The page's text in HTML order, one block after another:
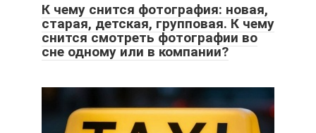
К чему снится фотография: новая,
старая, детская, групповая. К чему
снится смотреть фотографии во
сне одному или в компании?